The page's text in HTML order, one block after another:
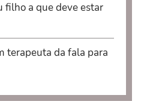
filho a que deve estar
terapeuta da fala para